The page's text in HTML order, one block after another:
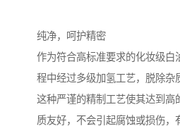
纯净，呵护精密
作为符合高标准要求的化妆级白
程中经过多级加氢工艺，脱除杂
这种严谨的精制工艺使其达到高
质友好，不会引起腐蚀或损伤，